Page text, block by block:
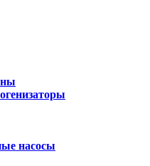
насосы